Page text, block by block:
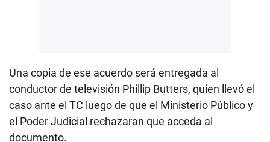
Una copia de ese acuerdo será entregada al
conductor de televisión Phillip Butters, quien llevó el
caso ante el TC luego de que el Ministerio Público y
el Poder Judicial rechazaran que acceda al
documento.